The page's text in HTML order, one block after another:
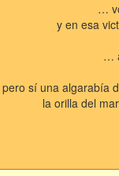
…
y en esa
…
pero sí una algarabía
la orilla del